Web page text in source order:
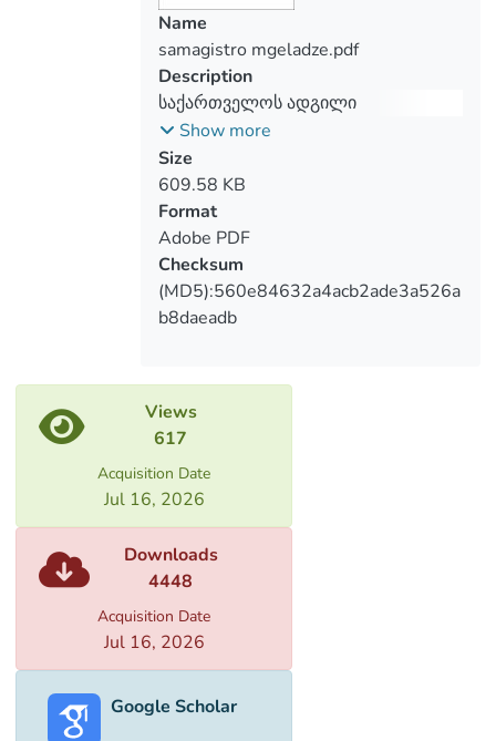
international relationships is depend on
such a huge international organizations,
such are: United Nations Organization,
European Union, North Atlantic Treaty
Organization. Our country Georgia, is
always trying to find a way to carrying out
obligations of international relationships
and enlist in European Union.
Name
samagistro mgeladze.pdf
Description
საქართველოს ადგილი
საერთაშორისო ურთიერთობებში
Show more
Size
609.58 KB
Format
Adobe PDF
Checksum
(MD5):560e84632a4acb2ade3a526a
b8daeadb
Views
617
Acquisition Date
Jul 16, 2026
Downloads
4448
Acquisition Date
Jul 16, 2026
Google Scholar